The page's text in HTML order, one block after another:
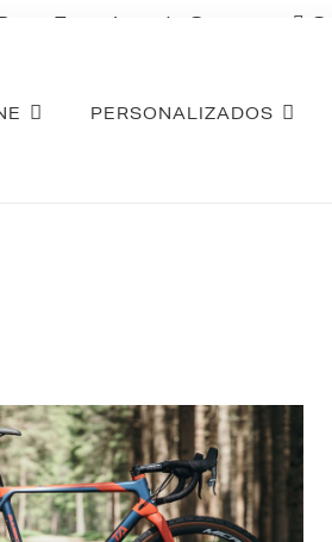
Fraccionado Sequra
PERSONALIZADOS